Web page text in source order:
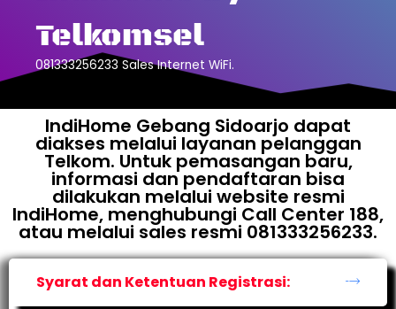
Telkomsel
081333256233 Sales Internet WiFi.
IndiHome Gebang Sidoarjo dapat
diakses melalui layanan pelanggan
Telkom. Untuk pemasangan baru,
informasi dan pendaftaran bisa
dilakukan melalui website resmi
IndiHome, menghubungi Call Center 188,
atau melalui sales resmi 081333256233.
Syarat dan Ketentuan Registrasi: